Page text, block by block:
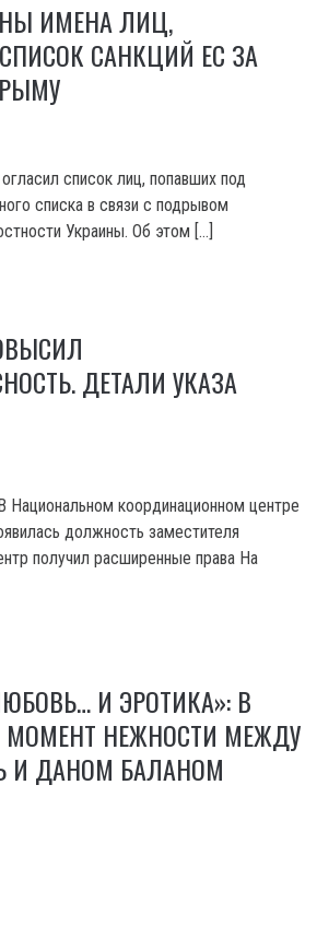
ИМЕНА ЛИЦ,
САНКЦИЙ ЕС ЗА
список лиц, попавших под
списка в связи с подрывом
Украины. Об этом […]
ДЕТАЛИ УКАЗА
Национальном координационном центре
должность заместителя
получил расширенные права На
И ЭРОТИКА»: В
МОМЕНТ НЕЖНОСТИ МЕЖДУ
И ДАНОМ БАЛАНОМ